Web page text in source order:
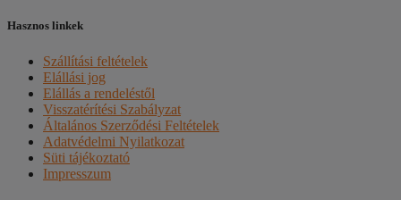
Hasznos linkek
Szállítási feltételek
Elállási jog
Elállás a rendeléstől
Visszatérítési Szabályzat
Általános Szerződési Feltételek
Adatvédelmi Nyilatkozat
Süti tájékoztató
Impresszum